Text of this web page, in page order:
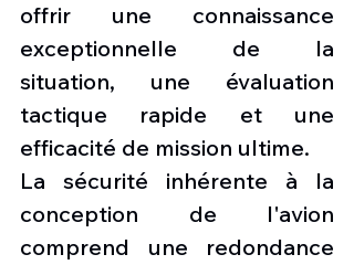
offrir une connaissance
exceptionnelle de la
situation, une évaluation
tactique rapide et une
efficacité de mission ultime.
La sécurité inhérente à la
conception de l'avion
comprend une redondance